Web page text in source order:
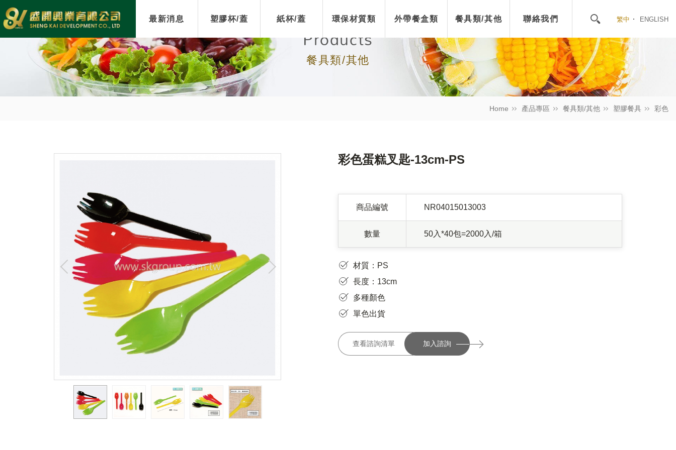
最新消息 塑膠杯/蓋 紙杯/蓋 環保材質類 外帶餐盒類 餐具類/其他 聯絡我們 繁中 ENGLISH
Products
餐具類/其他
Home 產品專區 餐具類/其他 塑膠餐具 彩色
彩色蛋糕叉匙-13cm-PS
商品編號 NR04015013003
數量 50入*40包=2000入/箱
材質：PS
長度：13cm
多種顏色
單色出貨
查看諮詢清單 加入諮詢